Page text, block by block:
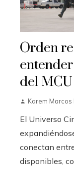
Orden
del
Karem Marcos
El Universo
conectan
disponibles,